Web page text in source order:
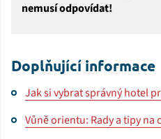
nemusí odpovídat!
Doplňující informace
Jak si vybrat správný hotel
Vůně orientu: Rady a tipy na